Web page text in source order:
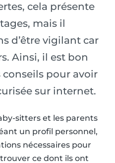
cela présente
mais il
d’être vigilant car
Ainsi, il est bon
pour avoir
sur internet.
sitters et les parents
un profil personnel,
nécessaires pour
ce dont ils ont